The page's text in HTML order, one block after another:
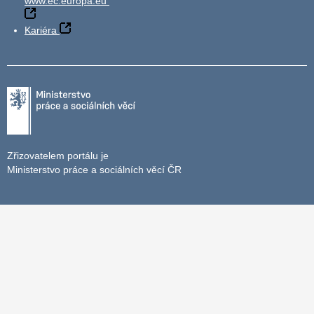
Kariéra
Zřizovatelem portálu je
Ministerstvo práce a sociálních věcí ČR